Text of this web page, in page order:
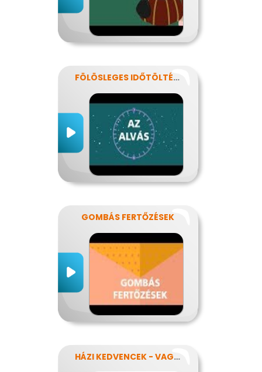
FÖLÖSLEGES IDŐTÖLTÉS?
GOMBÁS FERTŐZÉSEK
HÁZI KEDVENCEK - VAGY MÉGSEM